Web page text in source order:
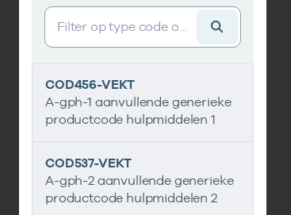
Vind gegevens&shy;element
COD456-VEKT
A-gph-1 aanvullende generieke
productcode hulpmiddelen 1
COD537-VEKT
A-gph-2 aanvullende generieke
productcode hulpmiddelen 2